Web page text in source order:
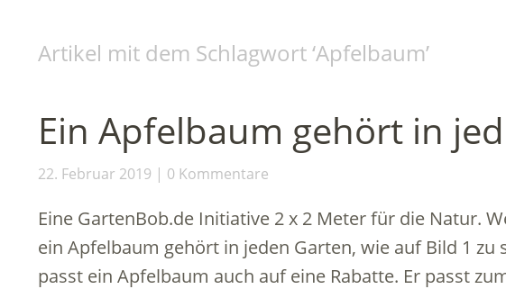
Artikel mit dem Schlagwort ‘Apfelbaum’
Ein Apfelbaum gehört in
22. Februar 2019 0 Kommentare
Eine GartenBob.de Initiative 2 x 2 Meter für die Natur.
ein Apfelbaum gehört in jeden Garten, wie auf Bild 1 zu
passt ein Apfelbaum auch auf eine Rabatte. Er passt